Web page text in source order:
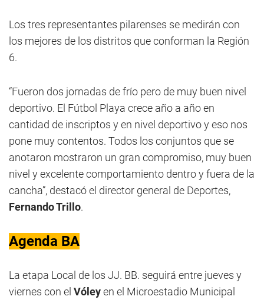
Los tres representantes pilarenses se medirán con
los mejores de los distritos que conforman la Región
6.
“Fueron dos jornadas de frío pero de muy buen nivel
deportivo. El Fútbol Playa crece año a año en
cantidad de inscriptos y en nivel deportivo y eso nos
pone muy contentos. Todos los conjuntos que se
anotaron mostraron un gran compromiso, muy buen
nivel y excelente comportamiento dentro y fuera de la
cancha”, destacó el director general de Deportes,
Fernando Trillo.
Agenda BA
La etapa Local de los JJ. BB. seguirá entre jueves y
viernes con el Vóleyen el Microestadio Municipal